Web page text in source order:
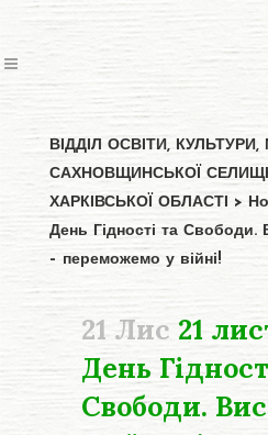
ВІДДІЛ ОСВІТИ,
САХНОВЩИНСЬКОЇ
ХАРКІВСЬКОЇ ОБЛАСТІ >
День Гідності та Свободи.
– переможемо у війні!
21 Лис 21
День
Свободи.